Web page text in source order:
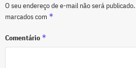
O seu endereço de e-mail não será publicado.
marcados com *
Comentário *